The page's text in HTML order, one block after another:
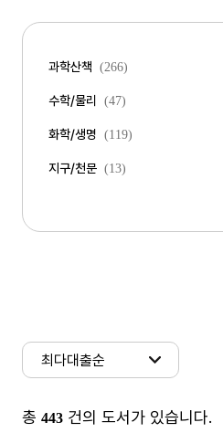
과학산책 (266)
수학/물리 (47)
화학/생명 (119)
지구/천문 (13)
총 443 건의 도서가 있습니다.